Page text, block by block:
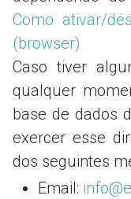
Como ativar/
(browser)
Caso tiver
qualquer
base de dados
exercer esse
dos seguintes
Email: